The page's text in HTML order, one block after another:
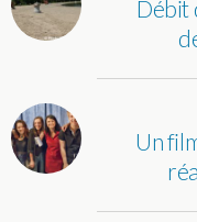
Débit
Un